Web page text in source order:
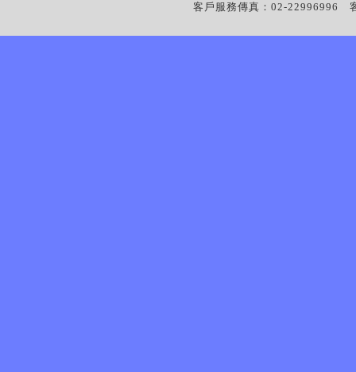
客戶服務傳真：02-22996996